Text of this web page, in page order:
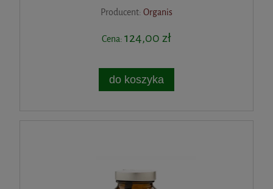
Producent: Organis
Cena: 124,00 zł
do koszyka